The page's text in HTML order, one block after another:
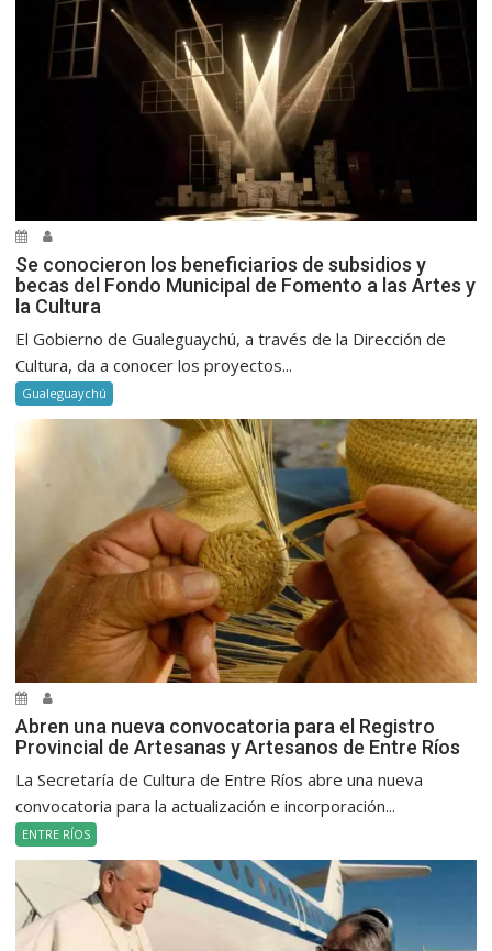
Se conocieron los beneficiarios de subsidios y
becas del Fondo Municipal de Fomento a las Artes y
la Cultura
El Gobierno de Gualeguaychú, a través de la Dirección de
Cultura, da a conocer los proyectos...
Gualeguaychú
Abren una nueva convocatoria para el Registro
Provincial de Artesanas y Artesanos de Entre Ríos
La Secretaría de Cultura de Entre Ríos abre una nueva
convocatoria para la actualización e incorporación...
ENTRE RÍOS